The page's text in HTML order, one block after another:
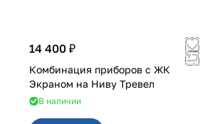
14 400 ₽
Комбинация приборов с ЖК
Экраном на Ниву Тревел
В наличии